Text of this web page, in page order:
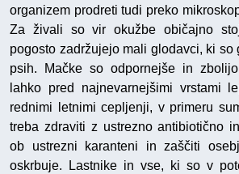
organizem prodreti tudi preko
Za živali so vir okužbe običajno
pogosto zadržujejo mali glodavci, ki so
psih. Mačke so odpornejše in
lahko pred najnevarnejšimi vrstami
rednimi letnimi cepljenji, v primeru
treba zdraviti z ustrezno antibiotično
ob ustrezni karanteni in zaščiti
oskrbuje. Lastnike in vse, ki so v